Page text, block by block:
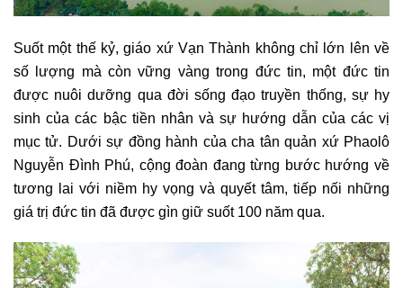
Suốt một thế kỷ, giáo xứ Vạn Thành không chỉ lớn lên về
số lượng mà còn vững vàng trong đức tin, một đức tin
được nuôi dưỡng qua đời sống đạo truyền thống, sự hy
sinh của các bậc tiền nhân và sự hướng dẫn của các vị
mục tử. Dưới sự đồng hành của cha tân quản xứ Phaolô
Nguyễn Đình Phú, cộng đoàn đang từng bước hướng về
tương lai với niềm hy vọng và quyết tâm, tiếp nối những
giá trị đức tin đã được gìn giữ suốt 100 năm qua.